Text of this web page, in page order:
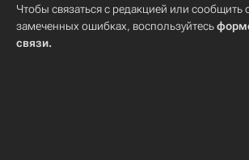
Чтобы связаться с редакцией или сообщить
замеченных ошибках, воспользуйтесь
связи.